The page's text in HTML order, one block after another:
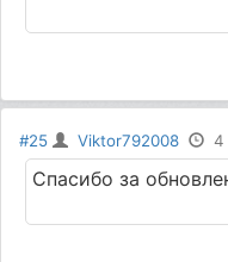
#25 Viktor792008 4
Спасибо за